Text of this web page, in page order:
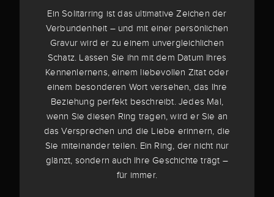
Ein Solitärring ist das ultimative Zeichen der
Verbundenheit – und mit einer persönlichen
Gravur wird er zu einem unvergleichlichen
Schatz. Lassen Sie ihn mit dem Datum Ihres
Kennenlernens, einem liebevollen Zitat oder
einem besonderen Wort versehen, das Ihre
Beziehung perfekt beschreibt. Jedes Mal,
wenn Sie diesen Ring tragen, wird er Sie an
das Versprechen und die Liebe erinnern, die
Sie miteinander teilen. Ein Ring, der nicht nur
glänzt, sondern auch Ihre Geschichte trägt –
für immer.